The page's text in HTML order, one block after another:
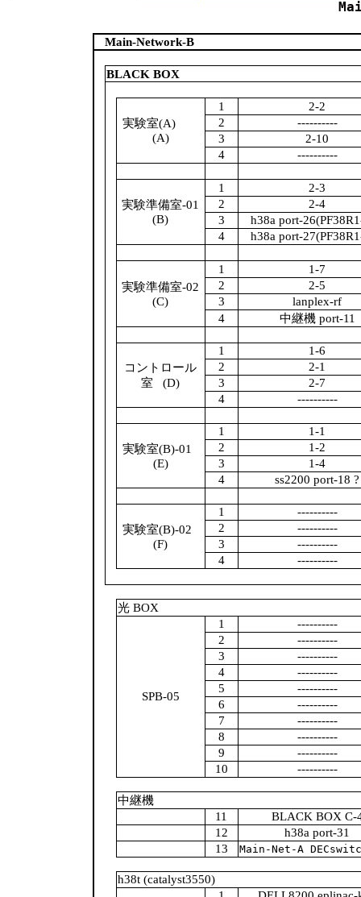
Main-Network-B
BLACK BOX
実験室(A)
(A)
1
2-2
2
----------
3
2-10
4
----------
実験準備室-01
(B)
1
2-3
2
2-4
3
h38a port-
4
h38a port-
実験準備室-02
(C)
1
1-7
2
2-5
3
lanplex-rf
4
中継機 port-11
コントロール
室
(D)
1
1-6
2
2-1
3
2-7
4
----------
実験室(B)-01
(E)
1
1-1
2
1-2
3
1-4
4
ss2200 port-18 ?
実験室(B)-02
(F)
1
----------
2
----------
3
----------
4
----------
光 BOX
SPB-05
1
----------
2
----------
3
----------
4
----------
5
----------
6
----------
7
----------
8
----------
9
----------
10
----------
中継機
11
BLACK BOX C-
12
h38a port-31
13
Main-Net-A
h38t (catalyst3550)